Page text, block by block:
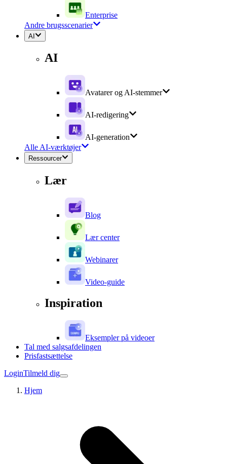
Enterprise
Andre brugsscenarier
AI
AI
Avatarer og AI-stemmer
AI-redigering
AI-generation
Alle AI-værktøjer
Ressourcer
Lær
Blog
Lær center
Webinarer
Video-guide
Inspiration
Eksempler på videoer
Tal med salgsafdelingen
Prisfastsættelse
LoginTilmeld dig
Hjem